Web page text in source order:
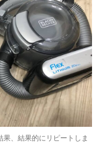
、結果的にリピートしま